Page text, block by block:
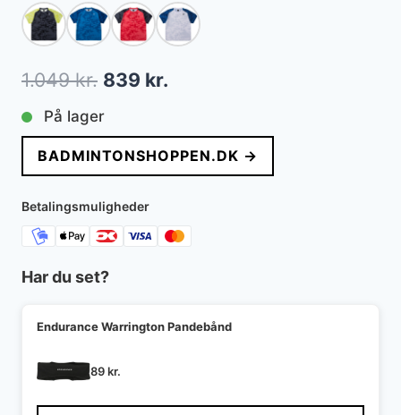
1.049kr. Den
oprindelige
pris
var:
1.049 kr..
839 kr.
pris
er:
På lager
BADMINTONSHOPPEN.DK →
Betalingsmuligheder
Har du set?
Endurance Warrington Pandebånd
89kr.